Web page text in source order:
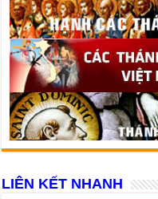
LIÊN KẾT NHANH